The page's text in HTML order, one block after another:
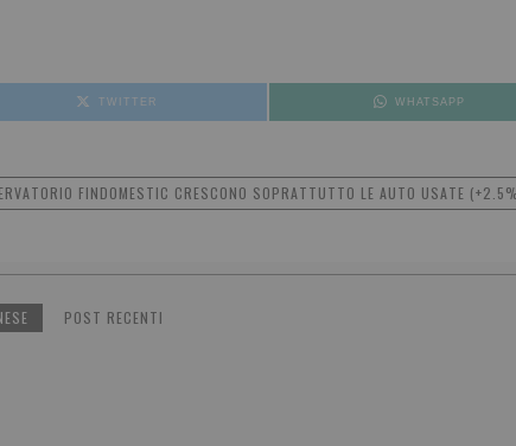
TWITTER WHATSAPP
FINDOMESTIC CRESCONO SOPRATTUTTO LE AUTO USATE
POST RECENTI